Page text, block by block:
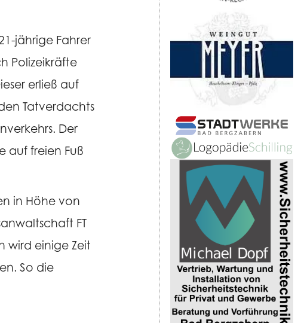
jährige Fahrer
Polizeikräfte
erließ auf
Tatverdachts
Der
auf freien Fuß
in Höhe von
FT
wird einige Zeit
So die